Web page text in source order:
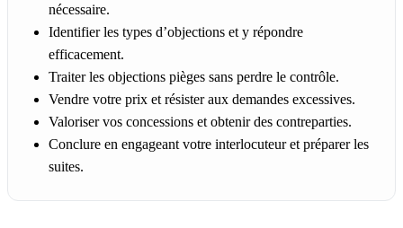
nécessaire.
Identifier les types d’objections et y répondre
efficacement.
Traiter les objections pièges sans perdre le contrôle.
Vendre votre prix et résister aux demandes excessives.
Valoriser vos concessions et obtenir des contreparties.
Conclure en engageant votre interlocuteur et préparer les
suites.